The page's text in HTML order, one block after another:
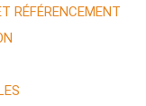
RÉFÉRENCEMENT